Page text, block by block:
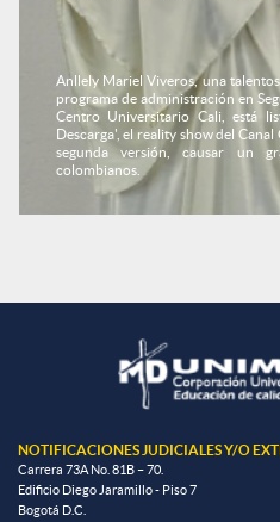
Anllely Mariel Viveros, una
programa de administración en
Centro Universitario Cali, está
Descarga', el reality show del
segunda versión, causar un
colombianos.
NOTIFICACIONES JUDICIALES Y/O
Carrera 73A No. 81B – 70.
Edificio Diego Jaramillo - Piso 7
Bogotá D.C.